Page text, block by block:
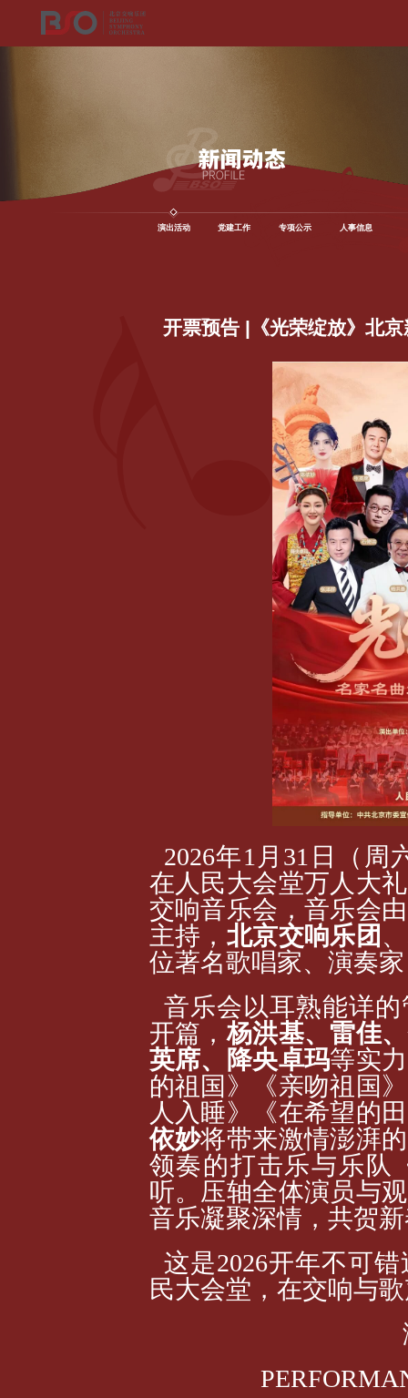
演出活动 党建工作 专项公示 人事信息
开票预告 |《光荣绽放》北
2026年1月31日（周
在人民大会堂万人大
交响音乐会，音乐会
主持， 北京交响乐团 、
位著名歌唱家、演奏
音乐会以耳熟能详
开篇，杨洪基、雷佳
英席、降央卓玛等实
的祖国》《亲吻祖国
人入睡》《在希望的
依妙将带来激情澎湃
领奏的打击乐与乐队
听。压轴全体演员与
音乐凝聚深情，共贺
这是2026开年不可
民大会堂，在交响与